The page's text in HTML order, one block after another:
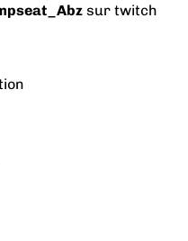
sur twitch